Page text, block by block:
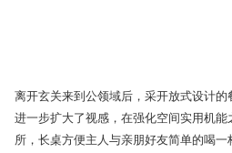
离开玄关来到公领域后，采开放式设计的
进一步扩大了视感，在强化空间实用机
所，长桌方便主人与亲朋好友简单的喝